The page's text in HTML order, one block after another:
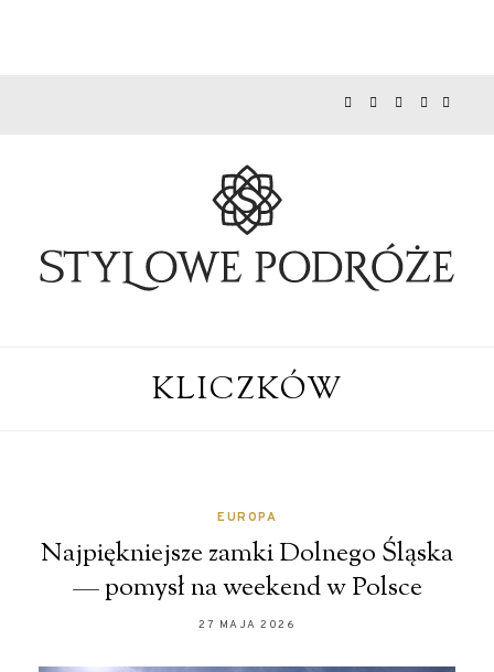
KLICZKÓW
EUROPA
Najpiękniejsze zamki Dolnego Śląska
— pomysł na weekend w Polsce
27 MAJA 2026